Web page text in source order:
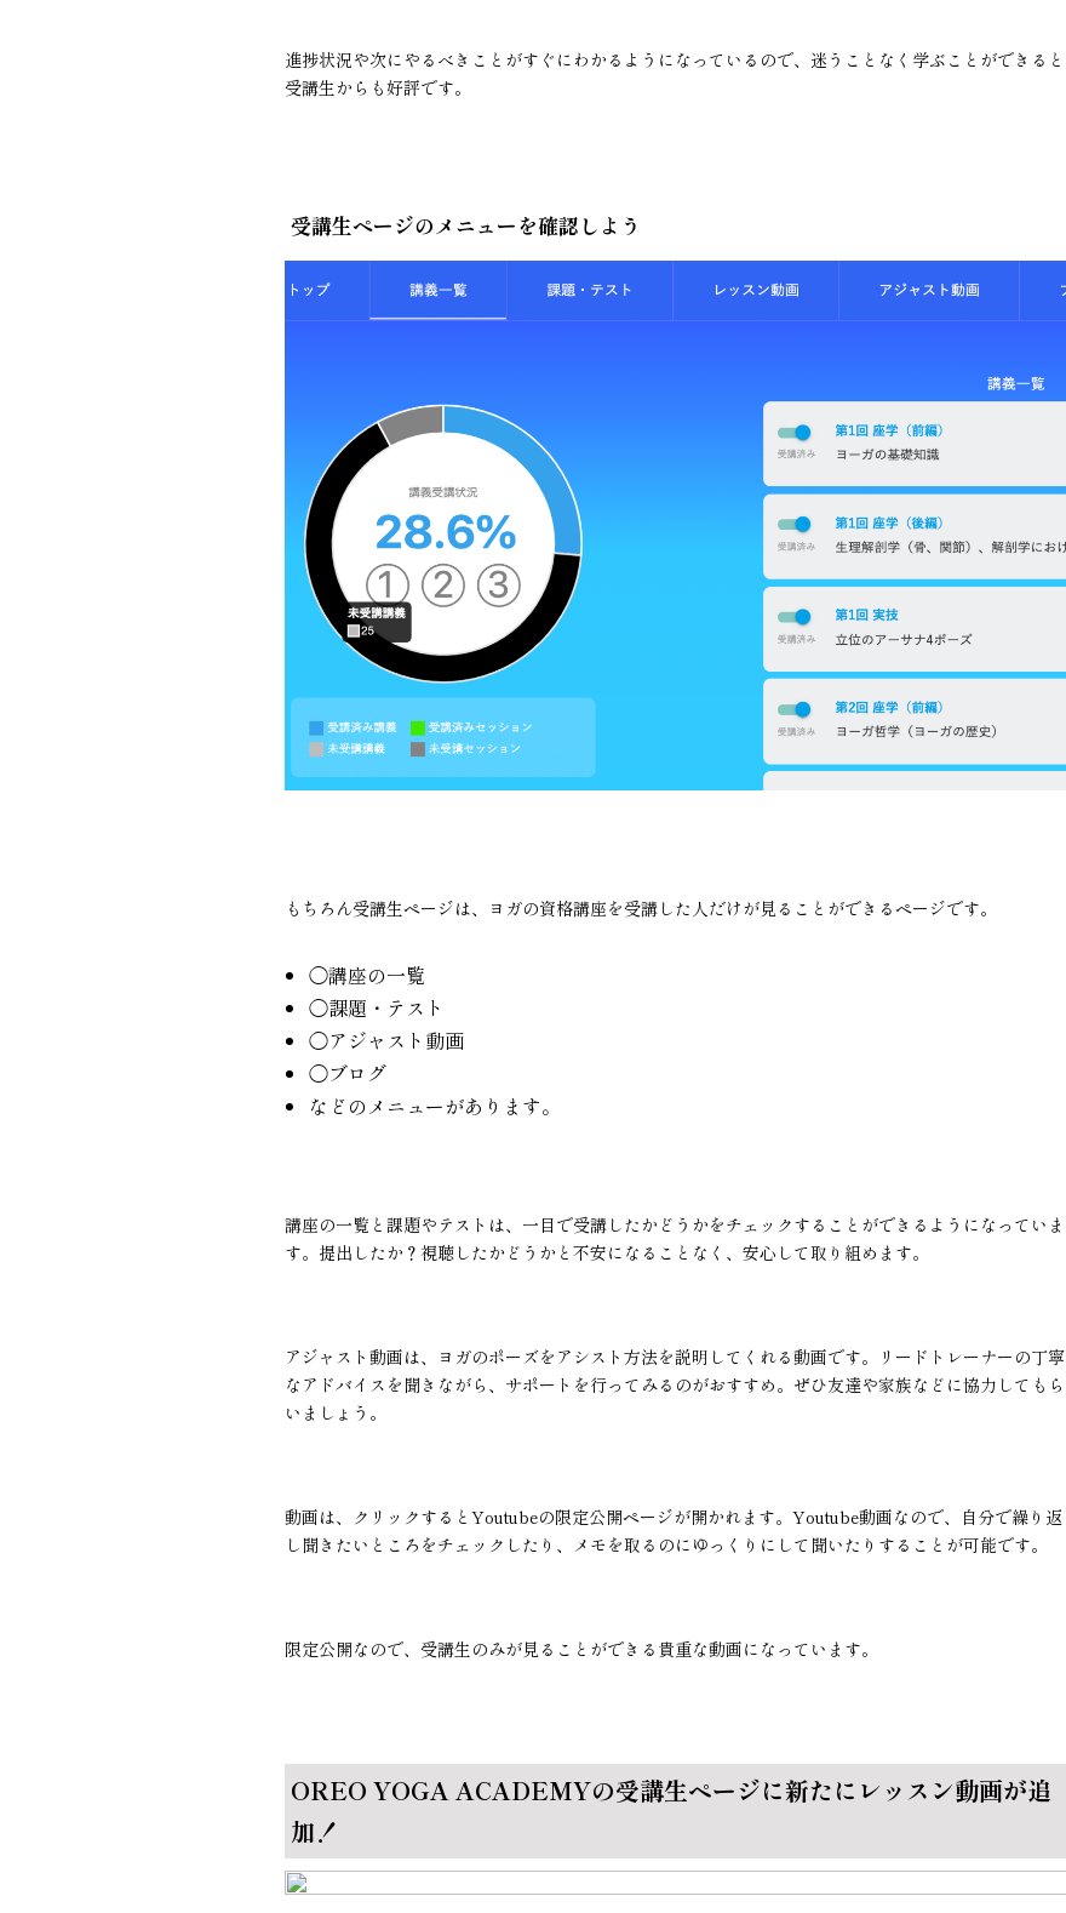
進捗状況や次にやるべきことがすぐにわかるようになっているので、迷うことなく学ぶことができると
受講生からも好評です。
受講生ページのメニューを確認しよう
もちろん受講生ページは、ヨガの資格講座を受講した人だけが見ることができるページです。
◯講座の一覧
◯課題・テスト
◯アジャスト動画
◯ブログ
などのメニューがあります。
講座の一覧と課題やテストは、一目で受講したかどうかをチェックすることができるようになっていま
す。提出したか？視聴したかどうかと不安になることなく、安心して取り組めます。
アジャスト動画は、ヨガのポーズをアシスト方法を説明してくれる動画です。リードトレーナーの丁寧
なアドバイスを聞きながら、サポートを行ってみるのがおすすめ。ぜひ友達や家族などに協力してもら
いましょう。
動画は、クリックするとYoutubeの限定公開ページが開かれます。Youtube動画なので、自分で繰り返
し聞きたいところをチェックしたり、メモを取るのにゆっくりにして聞いたりすることが可能です。
限定公開なので、受講生のみが見ることができる貴重な動画になっています。
OREO YOGA ACADEMYの受講生ページに新たにレッスン動画が追
加！